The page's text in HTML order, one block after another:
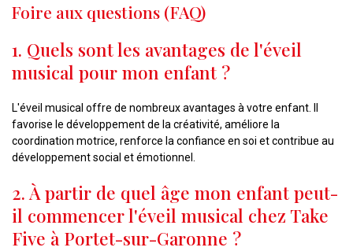
Foire aux questions (FAQ)
1. Quels sont les avantages de l'éveil
musical pour mon enfant ?
L'éveil musical offre de nombreux avantages à votre enfant. Il
favorise le développement de la créativité, améliore la
coordination motrice, renforce la confiance en soi et contribue au
développement social et émotionnel.
2. À partir de quel âge mon enfant peut-
il commencer l'éveil musical chez Take
Five à Portet-sur-Garonne ?